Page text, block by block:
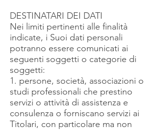
DESTINATARI DEI DATI
Nei limiti pertinenti alle finalità
indicate, i Suoi dati personali
potranno essere comunicati ai
seguenti soggetti o categorie di
soggetti:
1. persone, società, associazioni o
studi professionali che prestino
servizi o attività di assistenza e
consulenza o forniscano servizi ai
Titolari, con particolare ma non